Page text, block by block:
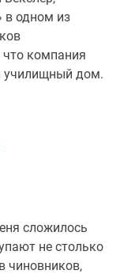
в одном из
что компания
училищный дом.
сложилось
не столько
чиновников,